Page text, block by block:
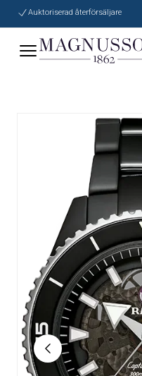
Auktoriserad återförsäljare